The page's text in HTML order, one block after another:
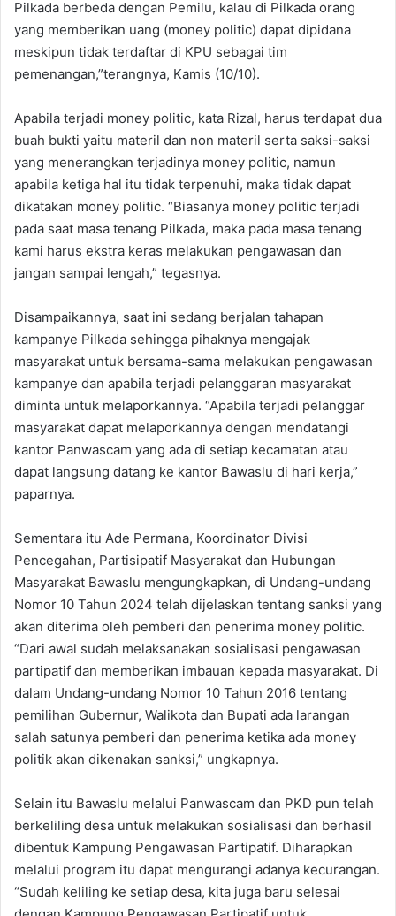
Pilkada berbeda dengan Pemilu, kalau di Pilkada orang
yang memberikan uang (money politic) dapat dipidana
meskipun tidak terdaftar di KPU sebagai tim
pemenangan,”terangnya, Kamis (10/10).
Apabila terjadi money politic, kata Rizal, harus terdapat dua
buah bukti yaitu materil dan non materil serta saksi-saksi
yang menerangkan terjadinya money politic, namun
apabila ketiga hal itu tidak terpenuhi, maka tidak dapat
dikatakan money politic. “Biasanya money politic terjadi
pada saat masa tenang Pilkada, maka pada masa tenang
kami harus ekstra keras melakukan pengawasan dan
jangan sampai lengah,” tegasnya.
Disampaikannya, saat ini sedang berjalan tahapan
kampanye Pilkada sehingga pihaknya mengajak
masyarakat untuk bersama-sama melakukan pengawasan
kampanye dan apabila terjadi pelanggaran masyarakat
diminta untuk melaporkannya. “Apabila terjadi pelanggar
masyarakat dapat melaporkannya dengan mendatangi
kantor Panwascam yang ada di setiap kecamatan atau
dapat langsung datang ke kantor Bawaslu di hari kerja,”
paparnya.
Sementara itu Ade Permana, Koordinator Divisi
Pencegahan, Partisipatif Masyarakat dan Hubungan
Masyarakat Bawaslu mengungkapkan, di Undang-undang
Nomor 10 Tahun 2024 telah dijelaskan tentang sanksi yang
akan diterima oleh pemberi dan penerima money politic.
“Dari awal sudah melaksanakan sosialisasi pengawasan
partipatif dan memberikan imbauan kepada masyarakat. Di
dalam Undang-undang Nomor 10 Tahun 2016 tentang
pemilihan Gubernur, Walikota dan Bupati ada larangan
salah satunya pemberi dan penerima ketika ada money
politik akan dikenakan sanksi,” ungkapnya.
Selain itu Bawaslu melalui Panwascam dan PKD pun telah
berkeliling desa untuk melakukan sosialisasi dan berhasil
dibentuk Kampung Pengawasan Partipatif. Diharapkan
melalui program itu dapat mengurangi adanya kecurangan.
“Sudah keliling ke setiap desa, kita juga baru selesai